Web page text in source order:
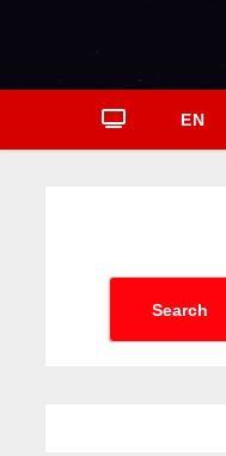
EN
Search